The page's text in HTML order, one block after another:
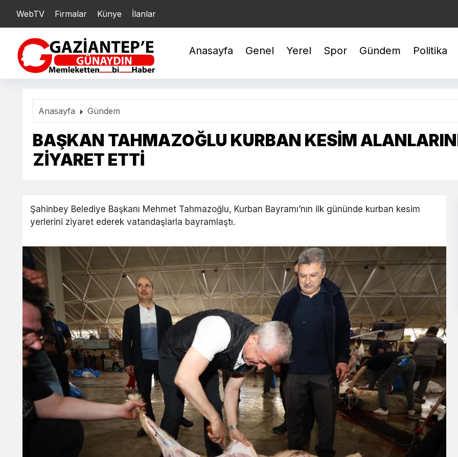
WebTV Firmalar Künye İlanlarYARIM : 21.040,77
Anasayfa Genel Yerel Spor Gündem Politika
Anasayfa Gündem
BAŞKAN TAHMAZOĞLU KURBAN KESİM
ZİYARET ETTİ
Şahinbey Belediye Başkanı Mehmet Tahmazoğlu, Kurban Bayramı’nın ilk gününde kurban kesim
yerlerini ziyaret ederek vatandaşlarla bayramlaştı.